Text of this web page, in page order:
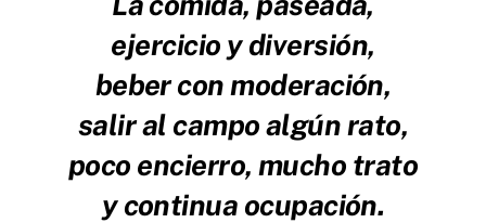
ejercicio y diversión,
beber con moderación,
salir al campo algún rato,
poco encierro, mucho trato
y continua ocupación.